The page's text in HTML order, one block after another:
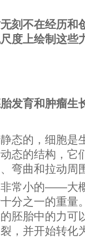
刻不在经历和
度上绘制这些
发育和肿瘤生
态的，细胞是
态的结构，它
弯曲和拉动周
非常小的——大
分之一的重量
胚胎中的力可
，并开始转化